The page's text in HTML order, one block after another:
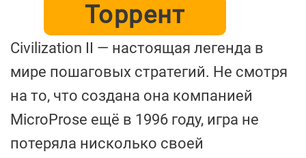
Торрент
Civilization II — настоящая легенда в
мире пошаговых стратегий. Не смотря
на то, что создана она компанией
MicroProse ещё в 1996 году, игра не
потеряла нисколько своей